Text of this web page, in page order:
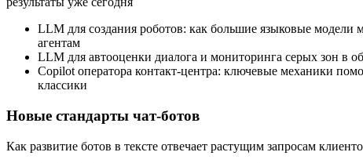
LLM для создания роботов: как большие языковые
агентам
LLM для автооценки диалога и мониторинга серых зон в
Copilot оператора контакт-центра: ключевые механики
классики
Новые стандарты чат-ботов
Как развитие ботов в тексте отвечает растущим запросам